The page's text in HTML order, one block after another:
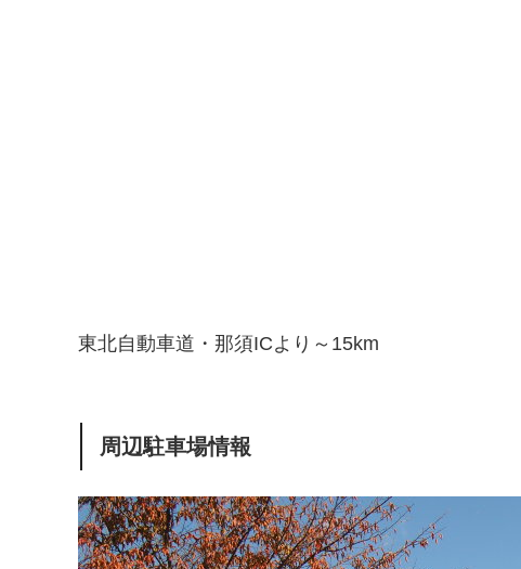
東北自動車道・那須ICより～15km
周辺駐車場情報